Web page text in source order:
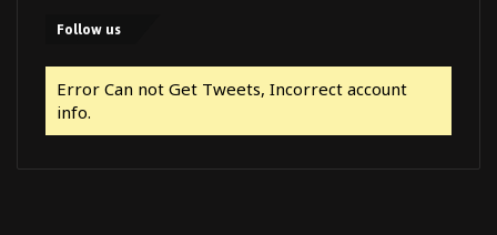
Follow us
Error Can not Get Tweets, Incorrect account
info.